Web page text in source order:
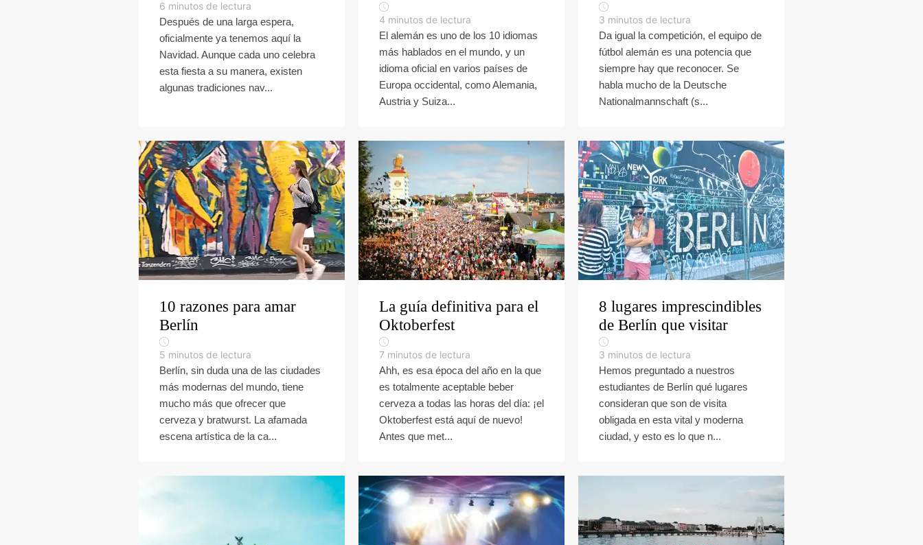
6 minutos de lectura
Después de una larga espera,
oficialmente ya tenemos aquí la
Navidad. Aunque cada uno celebra
esta fiesta a su manera, existen
algunas tradiciones nav...
4 minutos de lectura
El alemán es uno de los 10 idiomas
más hablados en el mundo, y un
idioma oficial en varios países de
Europa occidental, como Alemania,
Austria y Suiza...
3 minutos de lectura
Da igual la competición, el equipo de
fútbol alemán es una potencia que
siempre hay que reconocer. Se
habla mucho de la Deutsche
Nationalmannschaft (s...
10 razones para amar
Berlín
5 minutos de lectura
Berlín, sin duda una de las ciudades
más modernas del mundo, tiene
mucho más que ofrecer que
cerveza y bratwurst. La afamada
escena artística de la ca...
La guía definitiva para el
Oktoberfest
7 minutos de lectura
Ahh, es esa época del año en la que
es totalmente aceptable beber
cerveza a todas las horas del día: ¡el
Oktoberfest está aquí de nuevo!
Antes que met...
8 lugares imprescindibles
de Berlín que visitar
3 minutos de lectura
Hemos preguntado a nuestros
estudiantes de Berlín qué lugares
consideran que son de visita
obligada en esta vital y moderna
ciudad, y esto es lo que n...